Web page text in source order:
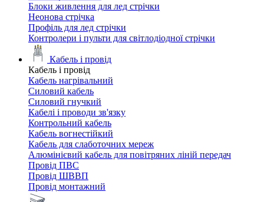
Блоки живлення для лед стрічки
Неонова стрічка
Профіль для лед стрічки
Контролери і пульти для світлодіодної стрічки
Кабель і провід
Кабель і провід
Кабель нагрівальний
Силовий кабель
Силовий гнучкий
Кабелі і проводи зв'язку
Контрольний кабель
Кабель вогнестійкий
Кабель для слаботочних мереж
Алюмінієвий кабель для повітряних ліній передач
Провід ПВС
Провід ШВВП
Провід монтажний